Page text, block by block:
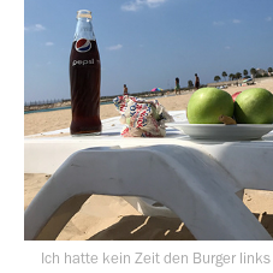
Ich hatte kein Zeit den Burger